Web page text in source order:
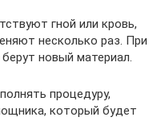
гной или кровь,
несколько раз. При
новый материал.
процедуру,
который будет